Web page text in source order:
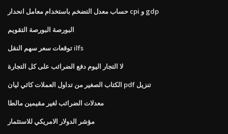
حساب معدل التضخم باستخدام معامل انحدار cpi و gdp
البورصة البورصة التقويم
توقعات سعر سهم النقل ilfs
لا التجار اليوم دفع الضرائب على كل التجارة
الكتاب الصغير من تداول العملات كاثي ليان pdf تنزيل
معدلات الضرائب لغير مقيمين مالطا
مؤشر الدولار الامريكي للاستثمار